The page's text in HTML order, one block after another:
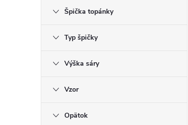
Špička topánky
Typ špičky
Výška sáry
Vzor
Opätok